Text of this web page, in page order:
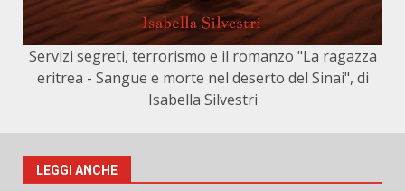
Servizi segreti, terrorismo e il romanzo "La ragazza
eritrea - Sangue e morte nel deserto del Sinai", di
Isabella Silvestri
LEGGI ANCHE